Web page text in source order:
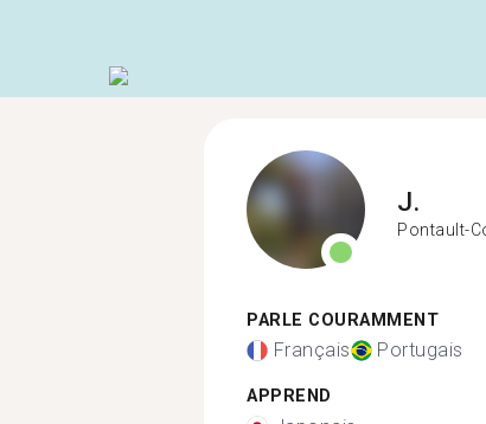
J.
Pontault-
PARLE COURAMMENT
Français Portugais
APPREND